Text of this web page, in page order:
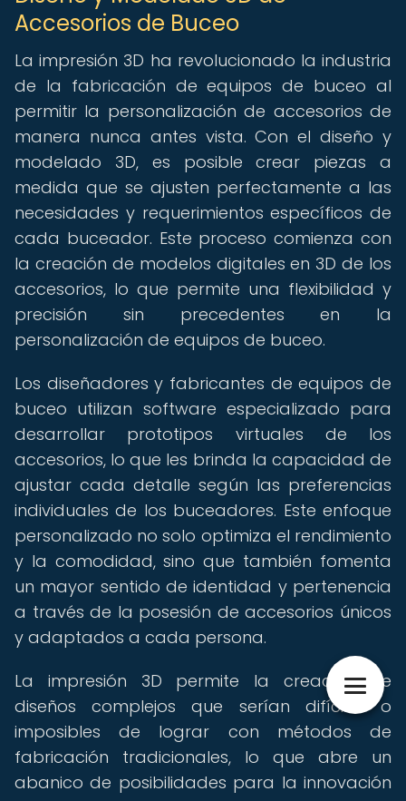
Accesorios de Buceo
La impresión 3D ha revolucionado la industria
de la fabricación de equipos de buceo al
permitir la personalización de accesorios de
manera nunca antes vista. Con el diseño y
modelado 3D, es posible crear piezas a
medida que se ajusten perfectamente a las
necesidades y requerimientos específicos de
cada buceador. Este proceso comienza con
la creación de modelos digitales en 3D de los
accesorios, lo que permite una flexibilidad y
precisión sin precedentes en la
personalización de equipos de buceo.
Los diseñadores y fabricantes de equipos de
buceo utilizan software especializado para
desarrollar prototipos virtuales de los
accesorios, lo que les brinda la capacidad de
ajustar cada detalle según las preferencias
individuales de los buceadores. Este enfoque
personalizado no solo optimiza el rendimiento
y la comodidad, sino que también fomenta
un mayor sentido de identidad y pertenencia
a través de la posesión de accesorios únicos
y adaptados a cada persona.
La impresión 3D permite la creación de
diseños complejos que serían difíciles o
imposibles de lograr con métodos de
fabricación tradicionales, lo que abre un
abanico de posibilidades para la innovación